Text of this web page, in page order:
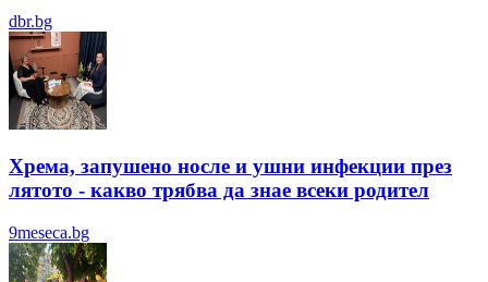
dbr.bg
Хрема, запушено носле и ушни инфекции през
лятотo - какво трябва да знае всеки родител
9meseca.bg